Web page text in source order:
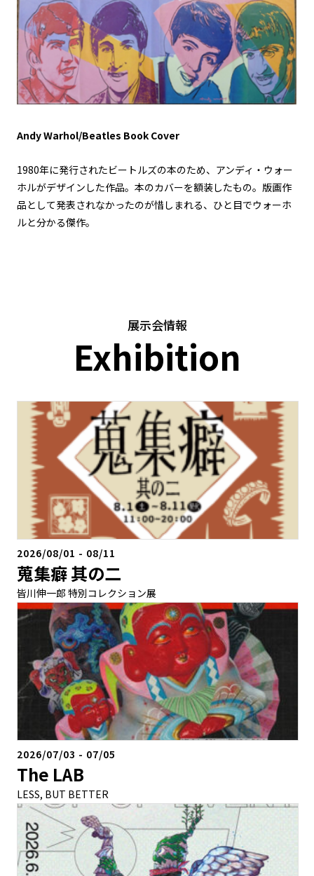
Andy Warhol/Beatles Book Cover
1980年に発行されたビートルズの本のため、アンディ・ウォー
ホルがデザインした作品。本のカバーを額装したもの。版画作
品として発表されなかったのが惜しまれる、ひと目でウォーホ
ルと分かる傑作。
展示会情報
Exhibition
2026/08/01 - 08/11
蒐集癖 其の二
皆川伸一郎 特別コレクション展
2026/07/03 - 07/05
The LAB
LESS, BUT BETTER